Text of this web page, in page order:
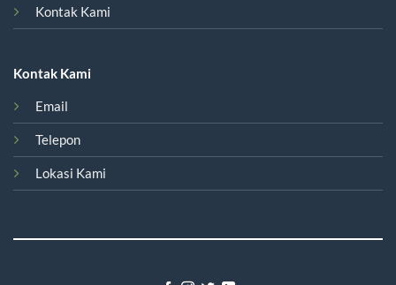
Kontak Kami
Kontak Kami
Email
Telepon
Lokasi Kami